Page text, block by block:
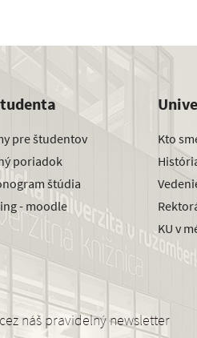
pre študentov
poriadok
štúdia
- moodle
Kto
KU v
náš pravidelný newsletter